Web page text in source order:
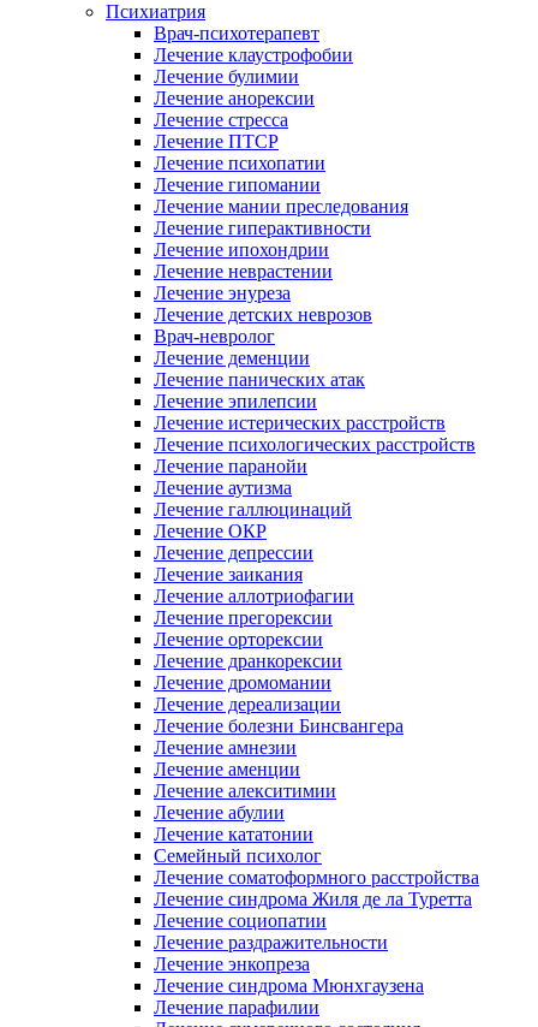
Психиатрия
Врач-психотерапевт
Лечение клаустрофобии
Лечение булимии
Лечение анорексии
Лечение стресса
Лечение ПТСР
Лечение психопатии
Лечение гипомании
Лечение мании преследования
Лечение гиперактивности
Лечение ипохондрии
Лечение неврастении
Лечение энуреза
Лечение детских неврозов
Врач-невролог
Лечение деменции
Лечение панических атак
Лечение эпилепсии
Лечение истерических расстройств
Лечение психологических расстройств
Лечение паранойи
Лечение аутизма
Лечение галлюцинаций
Лечение ОКР
Лечение депрессии
Лечение заикания
Лечение аллотриофагии
Лечение прегорексии
Лечение орторексии
Лечение дранкорексии
Лечение дромомании
Лечение дереализации
Лечение болезни Бинсвангера
Лечение амнезии
Лечение аменции
Лечение алекситимии
Лечение абулии
Лечение кататонии
Семейный психолог
Лечение соматоформного расстройства
Лечение синдрома Жиля де ла Туретта
Лечение социопатии
Лечение раздражительности
Лечение энкопреза
Лечение синдрома Мюнхгаузена
Лечение парафилии